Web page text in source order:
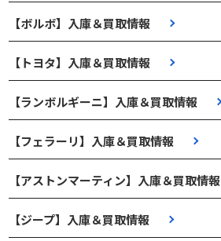
【ボルボ】入庫＆買取情報
【トヨタ】入庫＆買取情報
【ランボルギーニ】入庫＆買取情報
【フェラーリ】入庫＆買取情報
【アストンマーティン】入庫＆買取情報
【ジープ】入庫＆買取情報